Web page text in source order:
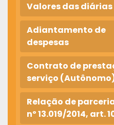
Valores das diárias
Adiantamento de
despesas
Contrato de
serviço
Relação de
nº 13.019/2014, art.